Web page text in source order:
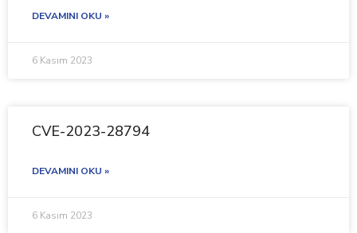
DEVAMINI OKU »
6 Kasım 2023
CVE-2023-28794
DEVAMINI OKU »
6 Kasım 2023